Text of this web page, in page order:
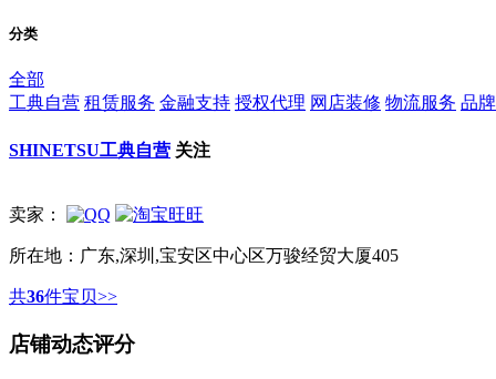
分类
全部
工典自营 租赁服务 金融支持 授权代理 网店装修 物流服务 品
SHINETSU工典自营 关注
卖家：
所在地： 广东,深圳,宝安区中心区万骏经贸大厦405
共36件宝贝>>
店铺动态评分